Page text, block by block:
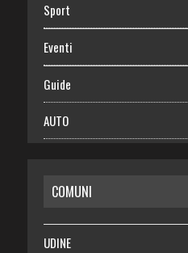
Sport
Eventi
Guide
AUTO
RISPARMIO
SALUTE
COMUNI
UDINE